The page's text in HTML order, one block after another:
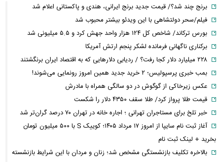
برنج چند شد؟/ قیمت جدید برنج ایرانی، هندی و پاکستانی اعلام شد
فیلم/سحر دولتشاهی با این ویدئو بیشتر محبوب شد
بورس ترکاند/ شاخص کل ۱۲۴ هزار واحد جهش کرد و ۵.۵ میلیونی شد
برکناری ناگهانی فرمانده لشکر پنجم ارتش آمریکا
۲۲۸ میلیارد دلار کجا رفت؟ / ردیابی دلارهایی که به اقتصاد ایران برنگشتند
بمب خبری پرسپولیس؛ ۲ خرید جدید همین امروز رونمایی می‌شوند!
عکس زیرخاکی از گوگوش در دو سالگی همراه با مادرش
قیمت طلا پرواز کرد/ طلا سقف ۴۳۵۰ دلار را شکست
خبر تلخ برای مستاجران تهرانی ؛ اجاره خانه در تهران ۷۰ درصد گران‌تر شد
آغاز ثبت نام سایپا از امروز ۱۷ مرداد ۱۴۰۵؛ کوییک S با ۵۰۰ میلیون تومان
بخرید + لینک ثبت نام
بالاخره تکلیف بازنشستگی مشخص شد؛ زنان و مردان با این شرایط بازنشسته